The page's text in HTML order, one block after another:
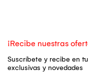
¡Recibe nuestras
Suscríbete y recibe en
exclusivas y novedades